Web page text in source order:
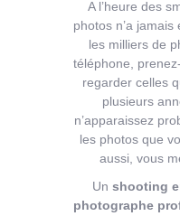
A l’heure des
photos n’a
les milliers de
téléphone,
regarder celles
plusieurs
n’apparaissez
les photos que
aussi, vous
Un shooting
photographe